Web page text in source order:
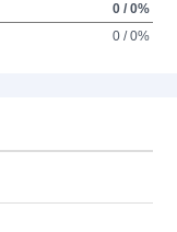
0 / 0%
0 / 0%